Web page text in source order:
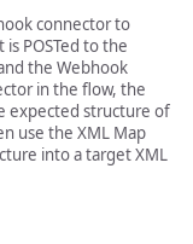
connector to
POSTed to the
the Webhook
in the flow, the
expected structure of
use the XML Map
into a target XML